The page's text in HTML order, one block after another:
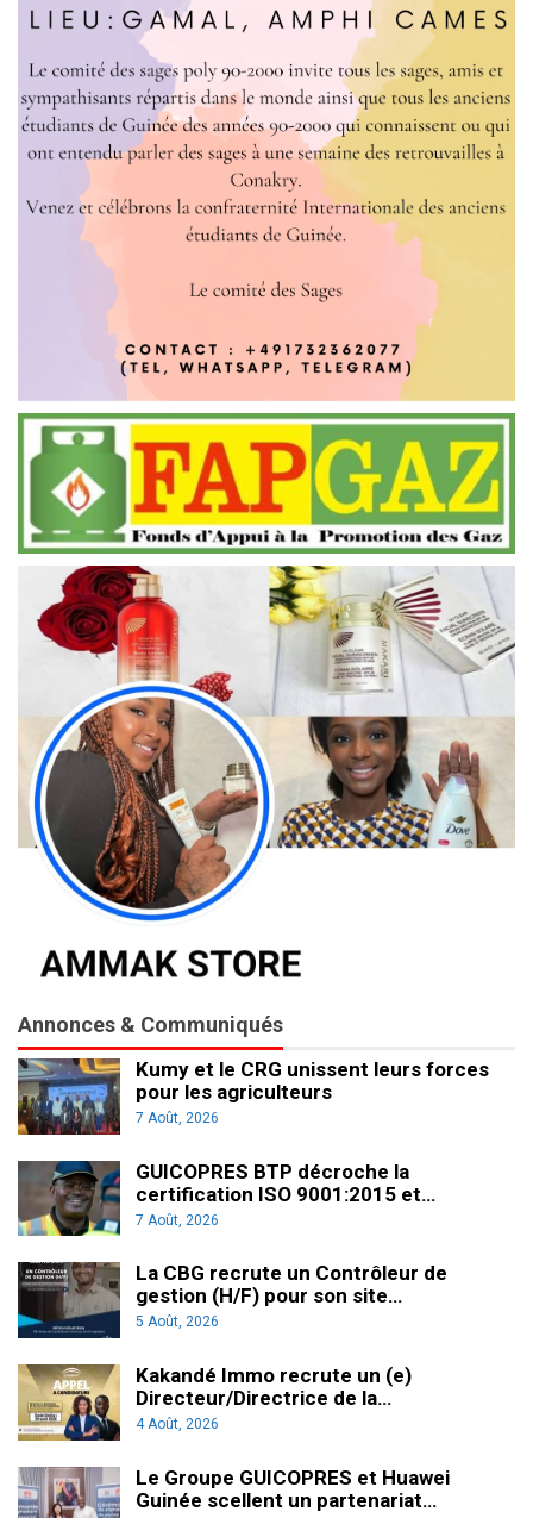
Annonces & Communiqués
Kumy et le CRG unissent leurs forces
pour les agriculteurs
7 Août, 2026
GUICOPRES BTP décroche la
certification ISO 9001:2015 et…
7 Août, 2026
La CBG recrute un Contrôleur de
gestion (H/F) pour son site…
5 Août, 2026
Kakandé Immo recrute un (e)
Directeur/Directrice de la…
4 Août, 2026
Le Groupe GUICOPRES et Huawei
Guinée scellent un partenariat…